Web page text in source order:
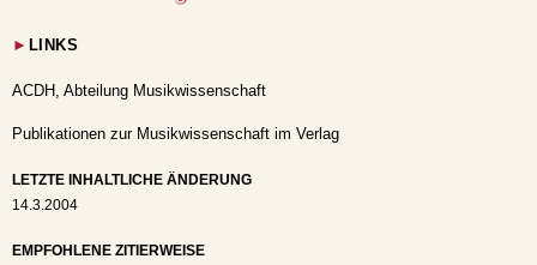
► LINKS
ACDH, Abteilung Musikwissenschaft
Publikationen zur Musikwissenschaft im Verlag
LETZTE INHALTLICHE ÄNDERUNG
14.3.2004
EMPFOHLENE ZITIERWEISE